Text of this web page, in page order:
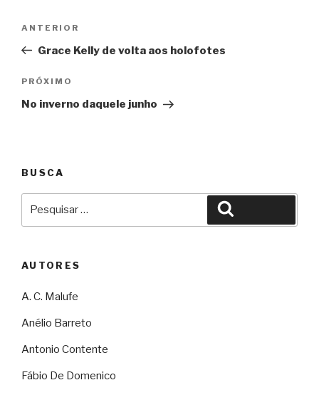
Post
Anterior
ANTERIOR
Grace Kelly de volta aos holofotes
Próximo
PRÓXIMO
No inverno daquele junho
BUSCA
AUTORES
A. C. Malufe
Anélio Barreto
Antonio Contente
Fábio De Domenico